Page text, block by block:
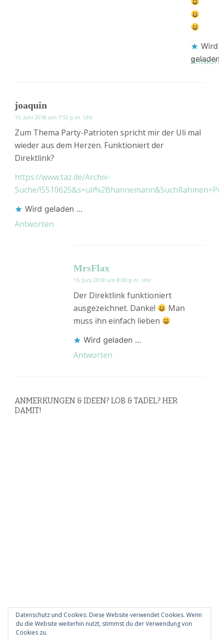
Wird
joaquin
15. Juni 2018 um 7:52 p.m. Uhr
Zum Thema Party-Patrioten spricht mir der Uli mal
wieder aus dem Herzen. Funktioniert der
Direktlink?
https://www.taz.de/Archiv-
Suche/
Wird geladen …
Antworten
MrsFlax
15. Juni 2018 um 8:00 p.m. Uhr
Der Direktlink funktioniert
ausgezeichnet. Danke!
Man
muss ihn einfach lieben
Wird geladen …
Antworten
ANMERKUNGEN & IDEEN? LOB & TADEL? HER
DAMIT!
Datenschutz und Cookies: Diese Website verwendet Cookies. Wenn
du die Website weiterhin nutzt, stimmst du der Verwendung von
Cookies zu.